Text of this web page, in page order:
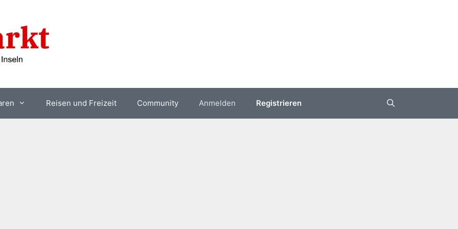
Reisen und Freizeit Community Anmelden Registrieren